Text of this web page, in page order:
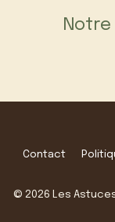
Contact
© 2026 Les